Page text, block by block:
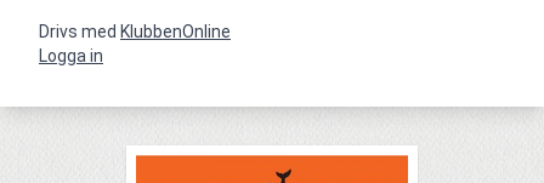
Drivs med KlubbenOnline
Logga in